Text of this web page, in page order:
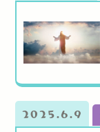
2025.6.9